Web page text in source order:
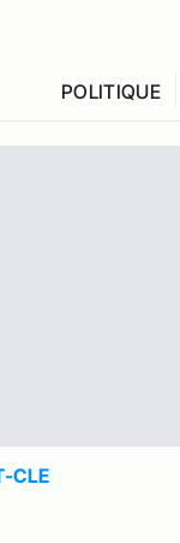
POLITIQUE
CLE